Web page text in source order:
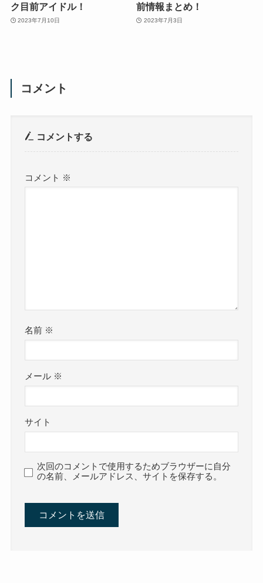
ク目前アイドル！
2023年7月10日
前情報まとめ！
2023年7月3日
コメント
コメントする
コメント ※
名前 ※
メール ※
サイト
次回のコメントで使用するためブラウザーに自分
の名前、メールアドレス、サイトを保存する。